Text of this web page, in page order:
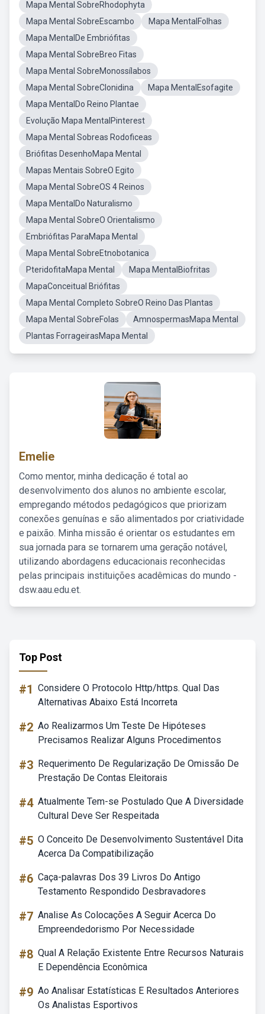
Mapa Mental SobreRhodophyta
Mapa Mental SobreEscambo
Mapa MentalFolhas
Mapa MentalDe Embriófitas
Mapa Mental SobreBreo Fitas
Mapa Mental SobreMonossílabos
Mapa Mental SobreClonidina
Mapa MentalEsofagite
Mapa MentalDo Reino Plantae
Evolução Mapa MentalPinterest
Mapa Mental Sobreas Rodoficeas
Briófitas DesenhoMapa Mental
Mapas Mentais SobreO Egito
Mapa Mental SobreOS 4 Reinos
Mapa MentalDo Naturalismo
Mapa Mental SobreO Orientalismo
Embriófitas ParaMapa Mental
Mapa Mental SobreEtnobotanica
PteridofitaMapa Mental
Mapa MentalBiofritas
MapaConceitual Briófitas
Mapa Mental Completo SobreO Reino Das Plantas
Mapa Mental SobreFolas
AmnospermasMapa Mental
Plantas ForrageirasMapa Mental
Emelie
Como mentor, minha dedicação é total ao
desenvolvimento dos alunos no ambiente escolar,
empregando métodos pedagógicos que priorizam
conexões genuínas e são alimentados por criatividade
e paixão. Minha missão é orientar os estudantes em
sua jornada para se tornarem uma geração notável,
utilizando abordagens educacionais reconhecidas
pelas principais instituições acadêmicas do mundo -
dsw.aau.edu.et.
Top Post
#1 Considere O Protocolo Http/https. Qual Das
Alternativas Abaixo Está Incorreta
#2 Ao Realizarmos Um Teste De Hipóteses
Precisamos Realizar Alguns Procedimentos
#3 Requerimento De Regularização De Omissão De
Prestação De Contas Eleitorais
#4 Atualmente Tem-se Postulado Que A Diversidade
Cultural Deve Ser Respeitada
#5 O Conceito De Desenvolvimento Sustentável Dita
Acerca Da Compatibilização
#6 Caça-palavras Dos 39 Livros Do Antigo
Testamento Respondido Desbravadores
#7 Analise As Colocações A Seguir Acerca Do
Empreendedorismo Por Necessidade
#8 Qual A Relação Existente Entre Recursos Naturais
E Dependência Econômica
#9 Ao Analisar Estatísticas E Resultados Anteriores
Os Analistas Esportivos